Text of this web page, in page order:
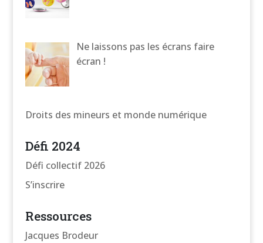
Ne laissons pas les écrans faire
écran !
Droits des mineurs et monde numérique
Défi 2024
Défi collectif 2026
S’inscrire
Ressources
Jacques Brodeur